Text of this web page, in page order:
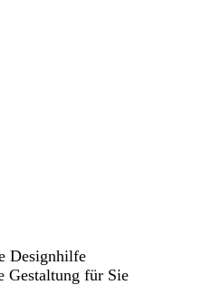
Designhilfe
Gestaltung für Sie